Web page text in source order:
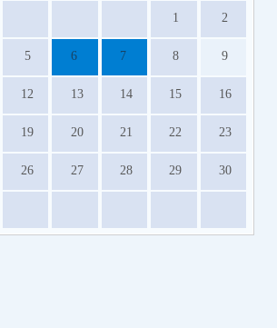
1 2
5 6 7 8 9
12 13 14 15 16
19 20 21 22 23
26 27 28 29 30